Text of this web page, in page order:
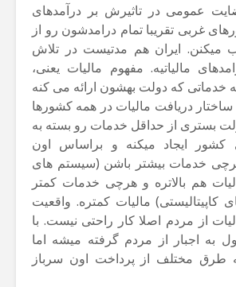
عمومی در تاثیرش بر درآمدهای
غربی تقریبا تمام درامدشون رو از
میکنن. ایران هم مدتیست در تلاش
مالیاتیه. مفهوم مالیات یعنی،
خدماتی که دولت بهشون ارائه می کنه
دریافت مالیات در همه کشورها
بستری از حداقل خدمات رو بسته به
کشور ایجاد میکنه و براساس اون
خدمات بیشتر باشن (سیستم های
هم بالاتره و هرچی خدمات کمتر
مالیات کمتره. واقعیت
از مردم اصلا کار راحتی نیست. با
به اجبار از مردم گرفته میشه اما
طرق مختلف از پرداخت اون سرباز